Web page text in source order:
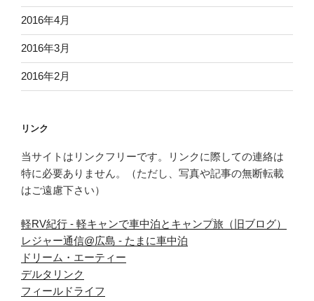
2016年4月
2016年3月
2016年2月
リンク
当サイトはリンクフリーです。リンクに際しての連絡は
特に必要ありません。（ただし、写真や記事の無断転載
はご遠慮下さい）
軽RV紀行 - 軽キャンで車中泊とキャンプ旅（旧ブログ）
レジャー通信@広島 - たまに車中泊
ドリーム・エーティー
デルタリンク
フィールドライフ